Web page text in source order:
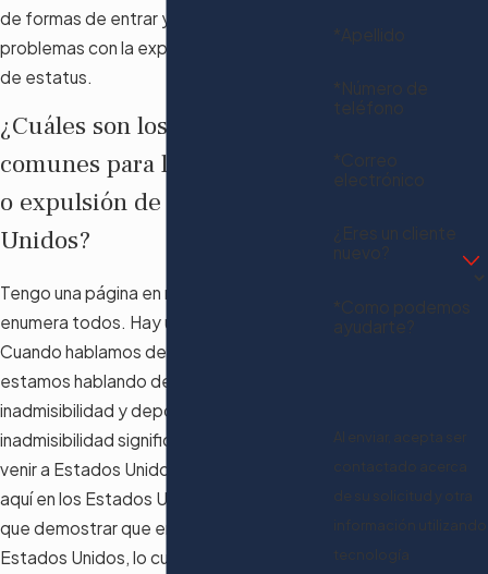
de formas de entrar y meterse en
problemas con la expulsión si está fuera
de estatus.
¿Cuáles son los motivos
comunes para la deportación
o expulsión de los Estados
Unidos?
Tengo una página en mi sitio web que los
enumera todos. Hay un montón de ellos.
Cuando hablamos de esos motivos,
estamos hablando de dos cosas,
inadmisibilidad y deportabilidad. La
inadmisibilidad significa que no puede
venir a Estados Unidos. Incluso si estás
aquí en los Estados Unidos, a veces tienes
que demostrar que eres admisible en los
Estados Unidos, lo cual sé que no tiene
*Apellido
*Número de
teléfono
*Correo
electrónico
¿Eres un cliente
nuevo?
*Como podemos
ayudarte?
Al enviar, acepta ser
contactado acerca
de su solicitud y otra
información utilizando
tecnología